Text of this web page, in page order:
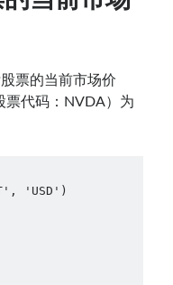
票的当前市场价
票代码：NVDA）为
'USD')